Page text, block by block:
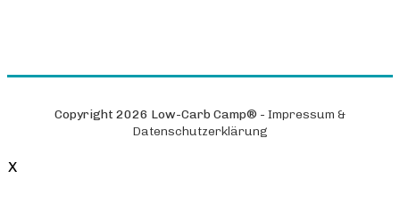
Copyright 2026 Low-Carb Camp® - Impressum &
Datenschutzerklärung
X